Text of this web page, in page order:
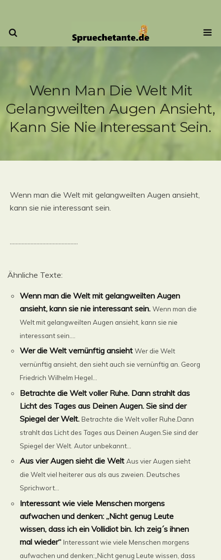
Wenn Man Die Welt Mit
Gelangweilten Augen Ansieht,
Kann Sie Nie Interessant Sein.
Wenn man die Welt mit gelangweilten Augen ansieht,
kann sie nie interessant sein.
..............................................
Ähnliche Texte:
Wenn man die Welt mit gelangweilten Augen
ansieht, kann sie nie interessant sein. Wenn man die
Welt mit gelangweilten Augen ansieht, kann sie nie
interessant sein....
Wer die Welt vernünftig ansieht Wer die Welt
vernünftig ansieht, den sieht auch sie vernünftig an. Georg
Friedrich Wilhelm Hegel...
Betrachte die Welt voller Ruhe. Dann strahlt das
Licht des Tages aus Deinen Augen. Sie sind der
Spiegel der Welt. Betrachte die Welt voller Ruhe.Dann
strahlt das Licht des Tages aus Deinen Augen.Sie sind der
Spiegel der Welt. Autor unbekannt...
Aus vier Augen sieht die Welt Aus vier Augen sieht
die Welt viel heiterer aus als aus zweien. Deutsches
Sprichwort...
Interessant wie viele Menschen morgens
aufwachen und denken: „Nicht genug Leute
wissen, dass ich ein Vollidiot bin. Ich zeig´s ihnen
mal wieder“ Interessant wie viele Menschen morgens
aufwachen und denken:„Nicht genug Leute wissen, dass